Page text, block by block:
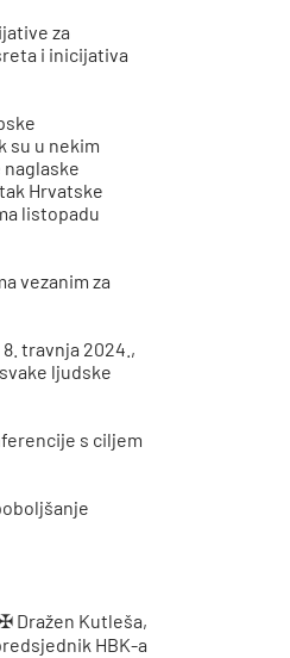
za
i inicijativa
su u nekim
Hrvatske
listopadu
vezanim za
8. travnja 2024.,
ljudske
s ciljem
Dražen Kutleša,
HBK-a